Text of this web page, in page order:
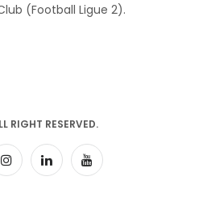
(Football Ligue 2).
RIGHT RESERVED.